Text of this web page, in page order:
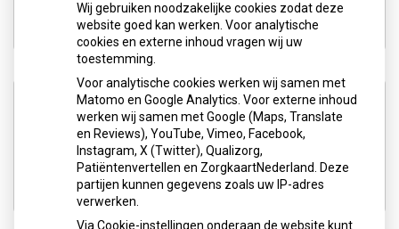
Vrijdag:
8.30 - 16.00
Aangesloten bij:
Wij gebruiken noodzakelijke cookies zodat deze
website goed kan werken. Voor analytische
cookies en externe inhoud vragen wij uw
toestemming.
Voor analytische cookies werken wij samen met
Matomo en Google Analytics. Voor externe inhoud
werken wij samen met Google (Maps, Translate
en Reviews), YouTube, Vimeo, Facebook,
Instagram, X (Twitter), Qualizorg,
Patiëntenvertellen en ZorgkaartNederland. Deze
partijen kunnen gegevens zoals uw IP-adres
verwerken.
Via Cookie-instellingen onderaan de website kunt